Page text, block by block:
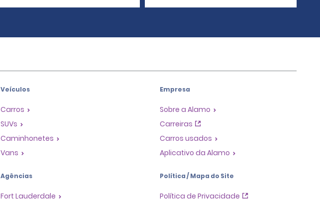
Veículos
Carros
SUVs
Caminhonetes
Vans
Agências
Fort Lauderdale
Empresa
Sobre a Alamo
Carreiras
Carros usados
Aplicativo da Alamo
Política / Mapa do Site
Política de Privacidade